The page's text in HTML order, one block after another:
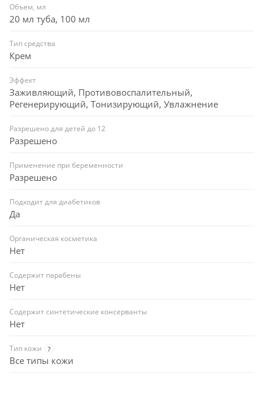
предварительно обработанную раствором
После лазерного воздействия и эпиляции оказывает
завершения процедуры нанести крем Veratin Cosmo
равномерно на подвергшийся воздействию участок
кожи. В постпроцедурный период наносить не
После чистки лица ускоряет процесс заживления,
эритему. Препятствует появлению новых
воспалительных элементов. После выполнения
После каждого сеанса в солярии наносить на чистую
сухую кожу.
Объем, мл
20 мл туба, 100 мл
Тип средства
Крем
Эффект
Заживляющий, Противовоспалительный,
Регенерирующий, Тонизирующий, Увлажнение
Разрешено для детей до 12
Разрешено
Применение при беременности
Разрешено
Подходит для диабетиков
Да
Органическая косметика
Нет
Содержит парабены
Нет
Содержит синтетические консерванты
Нет
Тип кожи ?
Все типы кожи